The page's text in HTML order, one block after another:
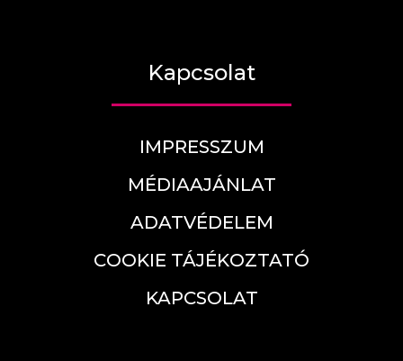
Kapcsolat
IMPRESSZUM
MÉDIAAJÁNLAT
ADATVÉDELEM
COOKIE TÁJÉKOZTATÓ
KAPCSOLAT